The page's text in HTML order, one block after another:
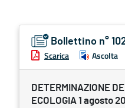
Bollettino n°
Scarica Ascolta
DETERMINAZIONE
ECOLOGIA 1 agosto